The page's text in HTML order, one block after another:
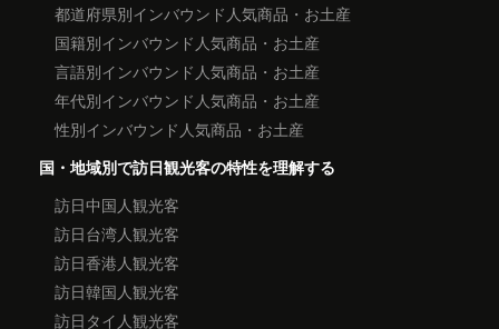
都道府県別インバウンド人気商品・お土産
国籍別インバウンド人気商品・お土産
言語別インバウンド人気商品・お土産
年代別インバウンド人気商品・お土産
性別インバウンド人気商品・お土産
国・地域別で訪日観光客の特性を理解する
訪日中国人観光客
訪日台湾人観光客
訪日香港人観光客
訪日韓国人観光客
訪日タイ人観光客